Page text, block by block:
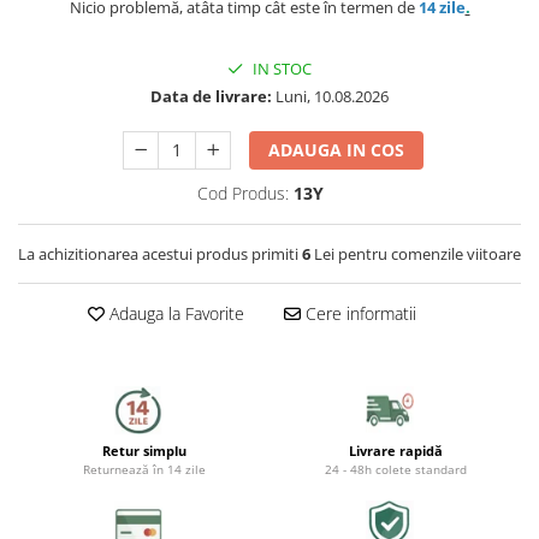
Uscatoare de par
Placi de indreptat parul
Ondulatoare
Epilatoare
Cantare corporale
Mobilier pentru baie
Mese gradina
Case de gradina
Corturi & articole camping
Preparat bauturi
Ingrijire locuinta
Instalatii sanitare
Robineti de trecere
Robineti si accesorii calorifere
Scurgeri, sifoane, racorduri
Nicio problemă, atâta timp cât este în termen de 14 zile.
IN STOC
Data de livrare: Luni, 10.08.2026
ADAUGA IN COS
Cod Produs: 13Y
La achizitionarea acestui produs primiti6 Lei pentru comenzile viitoare
Adauga la Favorite Cere informatii
Retur simplu
Returnează în 14 zile
Livrare rapidă
24 - 48h colete standard